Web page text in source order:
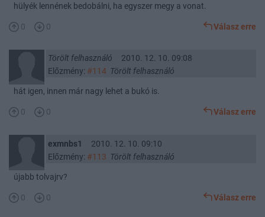
hülyék lennének bedobálni, ha egyszer megy a vonat.
0 0 Válasz erre
Törölt felhasználó
2010. 12. 10. 09:08
Előzmény: #114 Törölt felhasználó
hát igen, innen már nagy lehet a bukó is.
0 0 Válasz erre
exmnbs1
2010. 12. 10. 09:10
Előzmény: #113 Törölt felhasználó
újabb tolvajrv?
0 0 Válasz erre